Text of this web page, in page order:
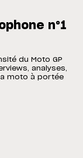
n°1
du Moto GP
analyses,
moto à portée